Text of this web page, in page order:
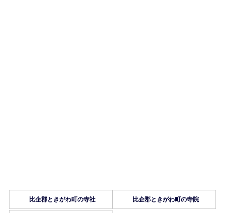
比企郡ときがわ町の寺社 比企郡ときがわ町の寺院